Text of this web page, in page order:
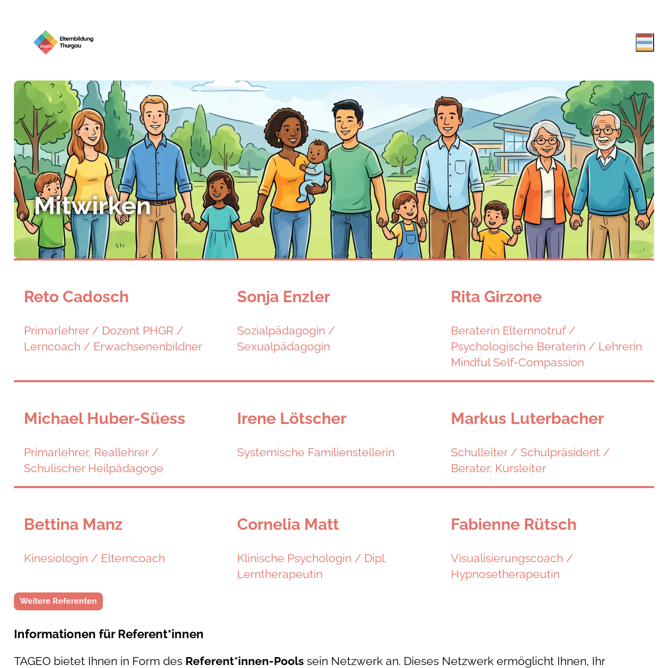
Mitwirken
Reto Cadosch
Primarlehrer / Dozent PHGR /
Lerncoach / Erwachsenenbildner
Sonja Enzler
Sozialpädagogin /
Sexualpädagogin
Rita Girzone
Beraterin Elternnotruf /
Psychologische Beraterin / Lehrerin
Mindful Self-Compassion
Michael Huber-Süess
Primarlehrer, Reallehrer /
Schulischer Heilpädagoge
Irene Lötscher
Systemische Familienstellerin
Markus Luterbacher
Schulleiter / Schulpräsident /
Berater, Kursleiter
Bettina Manz
Kinesiologin / Elterncoach
Cornelia Matt
Klinische Psychologin / Dipl.
Lerntherapeutin
Fabienne Rütsch
Visualisierungscoach /
Hypnosetherapeutin
Weitere Referenten
Informationen für Referent*innen
TAGEO bietet Ihnen in Form des Referent*innen-Pools sein Netzwerk an. Dieses Netzwerk ermöglicht Ihnen, Ihr